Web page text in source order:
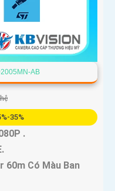
AB
35%
.
60m Có Màu Ban